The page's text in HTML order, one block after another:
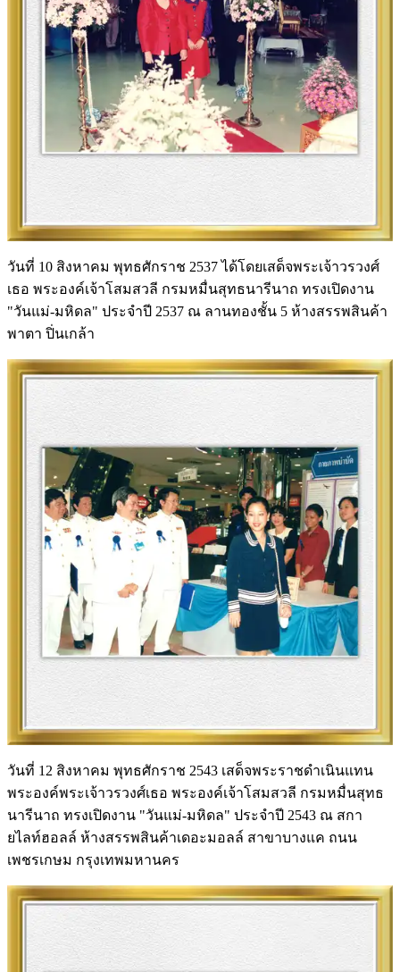
วันที่ 10 สิงหาคม พุทธศักราช 2537 ได้โดยเสด็จพระเจ้าวรวงศ์
เธอ พระองค์เจ้าโสมสวลี กรมหมื่นสุทธนารีนาถ ทรงเปิดงาน
"วันแม่-มหิดล" ประจำปี 2537 ณ ลานทองชั้น 5 ห้างสรรพสินค้า
พาตา ปิ่นเกล้า
วันที่ 12 สิงหาคม พุทธศักราช 2543 เสด็จพระราชดำเนินแทน
พระองค์พระเจ้าวรวงศ์เธอ พระองค์เจ้าโสมสวลี กรมหมื่นสุทธ
นารีนาถ ทรงเปิดงาน "วันแม่-มหิดล" ประจำปี 2543 ณ สกา
ยไลท์ฮอลล์ ห้างสรรพสินค้าเดอะมอลล์ สาขาบางแค ถนน
เพชรเกษม กรุงเทพมหานคร